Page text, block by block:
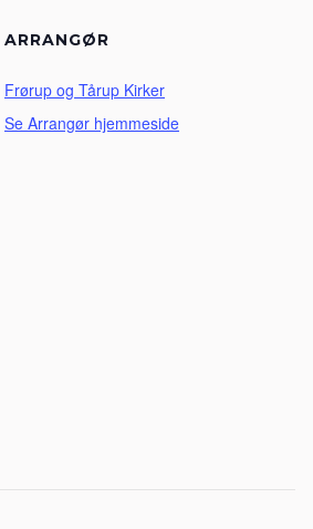
ARRANGØR
Frørup og Tårup Kirker
Se Arrangør hjemmeside